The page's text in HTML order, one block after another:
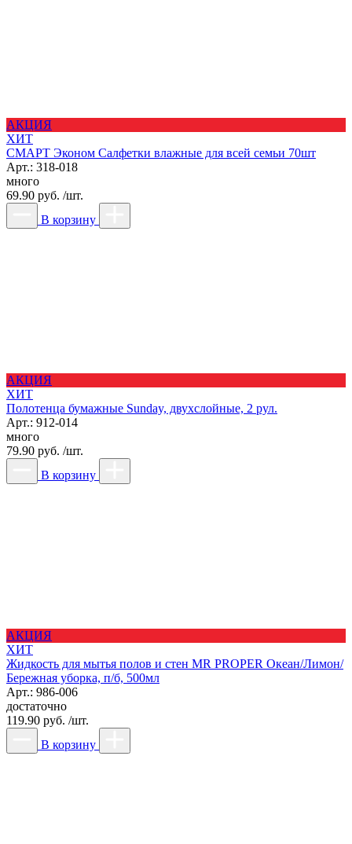
АКЦИЯ
ХИТ
СМАРТ Эконом Салфетки влажные для всей семьи 70шт
Арт.: 318-018
много
69.90 руб. /шт.
В корзину
АКЦИЯ
ХИТ
Полотенца бумажные Sunday, двухслойные, 2 рул.
Арт.: 912-014
много
79.90 руб. /шт.
В корзину
АКЦИЯ
ХИТ
Жидкость для мытья полов и стен MR PROPER Океан/Лимон/
Бережная уборка, п/б, 500мл
Арт.: 986-006
достаточно
119.90 руб. /шт.
В корзину